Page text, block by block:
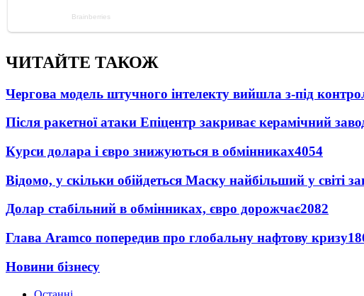
ЧИТАЙТЕ ТАКОЖ
Чергова модель штучного інтелекту вийшла з-під
Після ракетної атаки Епіцентр закриває керамічний
Курси долара і євро знижуються в обмінниках4054
Відомо, у скільки обійдеться Маску найбільший у світі
Долар стабільний в обмінниках, євро дорожчає2082
Глава Aramco попередив про глобальну нафтову кризу
Новини бізнесу